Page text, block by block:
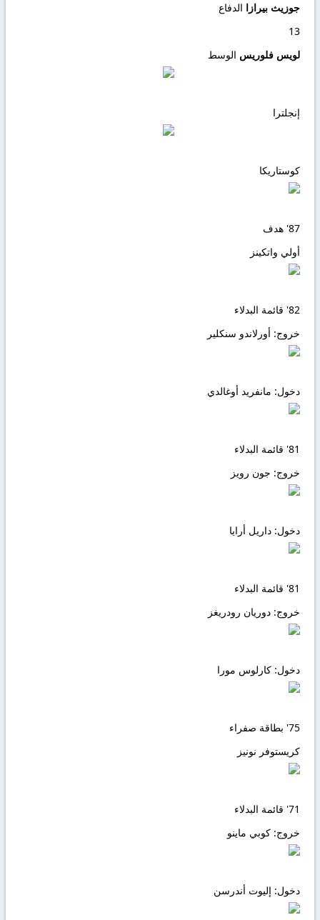
جوزيث بيرازا الدفاع
13
لويس فلوريس الوسط
إنجلترا
كوستاريكا
87' هدف
أولي واتكينز
82' قائمة البدلاء
خروج: أورلاندو سنكلير
دخول: مانفريد أوغالدي
81' قائمة البدلاء
خروج: جون رويز
دخول: داريل أرايا
81' قائمة البدلاء
خروج: دوريان رودريغز
دخول: كارلوس مورا
75' بطاقة صفراء
كريستوفر نونيز
71' قائمة البدلاء
خروج: كوبي ماينو
دخول: إليوت أندرسن